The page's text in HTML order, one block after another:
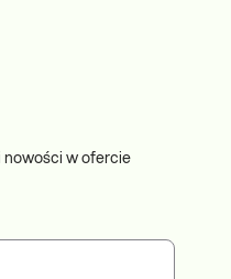
nowości w ofercie